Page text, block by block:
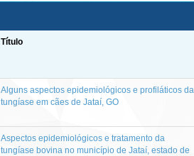
Título
Alguns aspectos epidemiológicos e profiláticos da
tungíase em cães de Jataí, GO
Aspectos epidemiológicos e tratamento da
tungíase bovina no município de Jataí, estado de